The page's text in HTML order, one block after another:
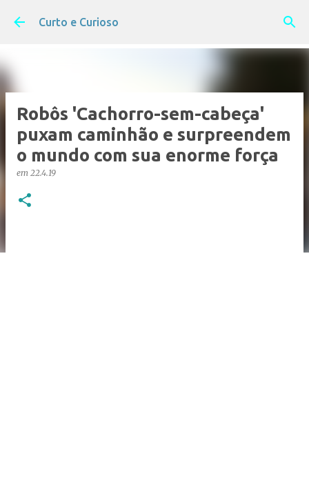
Pular para o conteúdo principal
Curto e Curioso
Robôs 'Cachorro-sem-cabeça'
puxam caminhão e surpreendem
o mundo com sua enorme força
em 22.4.19